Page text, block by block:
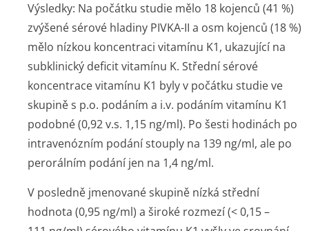
Výsledky: Na počátku studie mělo 18 kojenců (41 %)
zvýšené sérové hladiny PIVKA-II a osm kojenců (18 %)
mělo nízkou koncentraci vitamínu K1, ukazující na
subklinický deficit vitamínu K. Střední sérové
koncentrace vitamínu K1 byly v počátku studie ve
skupině s p.o. podáním a i.v. podáním vitamínu K1
podobné (0,92 v.s. 1,15 ng/ml). Po šesti hodinách po
intravenózním podání stouply na 139 ng/ml, ale po
perorálním podání jen na 1,4 ng/ml.
V posledně jmenované skupině nízká střední
hodnota (0,95 ng/ml) a široké rozmezí (< 0,15 –